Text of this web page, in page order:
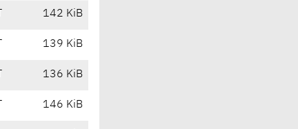
142 KiB
139 KiB
136 KiB
146 KiB